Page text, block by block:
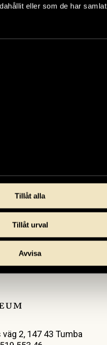
eller som de har
Tillåt alla
Tillåt urval
Avvisa
2, 147 43 Tumba